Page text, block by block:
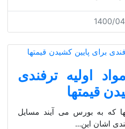
1400/
اولیه ترفندی
قیمتها
که به بورس می آیند مسایل
اشان این...